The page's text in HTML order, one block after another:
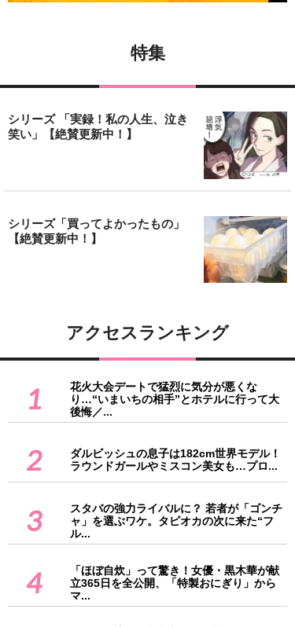
特集
シリーズ 「実録！私の人生、泣き
笑い」【絶賛更新中！】
シリーズ「買ってよかったもの」
【絶賛更新中！】
アクセスランキング
1
花火大会デートで猛烈に気分が悪くな
り…“いまいちの相手”とホテルに行って大
後悔／...
2
ダルビッシュの息子は182cm世界モデル！
ラウンドガールやミスコン美女も…プロ...
3
スタバの強力ライバルに？ 若者が「ゴンチ
ャ」を選ぶワケ。タピオカの次に来た“フ
ル...
4
「ほぼ自炊」って驚き！女優・黒木華が献
立365日を全公開、「特製おにぎり」から
マ...